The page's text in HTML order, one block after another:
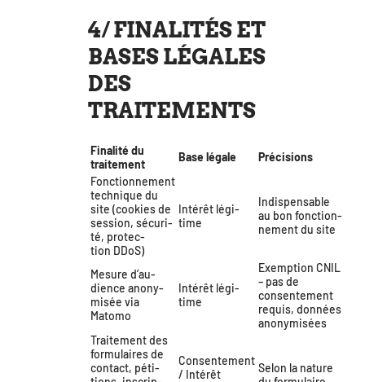
4/ FINALITÉS ET
BASES LÉGALES
DES
TRAITEMENTS
Finalité du
traitement
Base légale
Précisions
Fonctionnement
tech­nique du
site (cookies de
ses­sion, sécu­ri­
té, pro­tec­
tion DDoS)
Intérêt légi­
time
Indispensable
au bon fonc­tion­
ne­ment du site
Mesure d’au­
dience ano­ny­
mi­sée via
Matomo
Intérêt légi­
time
Exemption CNIL
– pas de
consen­te­ment
requis, don­nées
anonymisées
Traitement des
for­mu­laires de
contact, péti­
Consentement
/ Intérêt
Selon la nature